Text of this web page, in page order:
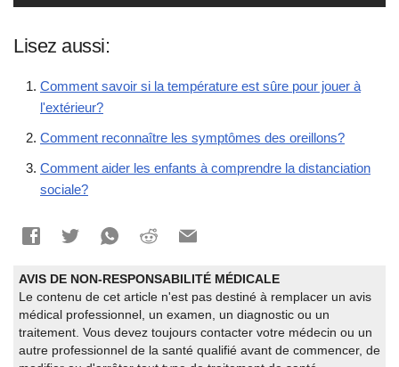
Lisez aussi:
Comment savoir si la température est sûre pour jouer à
l'extérieur?
Comment reconnaître les symptômes des oreillons?
Comment aider les enfants à comprendre la distanciation
sociale?
AVIS DE NON-RESPONSABILITÉ MÉDICALE
Le contenu de cet article n'est pas destiné à remplacer un avis
médical professionnel, un examen, un diagnostic ou un
traitement. Vous devez toujours contacter votre médecin ou un
autre professionnel de la santé qualifié avant de commencer, de